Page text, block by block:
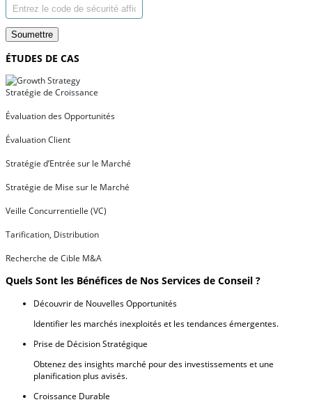
Soumettre
ÉTUDES DE CAS
Stratégie de Croissance
Évaluation des Opportunités
Évaluation Client
Stratégie d’Entrée sur le Marché
Stratégie de Mise sur le Marché
Veille Concurrentielle (VC)
Tarification, Distribution
Recherche de Cible M&A
Quels Sont les Bénéfices de Nos Services de Conseil ?
Découvrir de Nouvelles Opportunités
Identifier les marchés inexploités et les tendances émergentes.
Prise de Décision Stratégique
Obtenez des insights marché pour des investissements et une
planification plus avisés.
Croissance Durable